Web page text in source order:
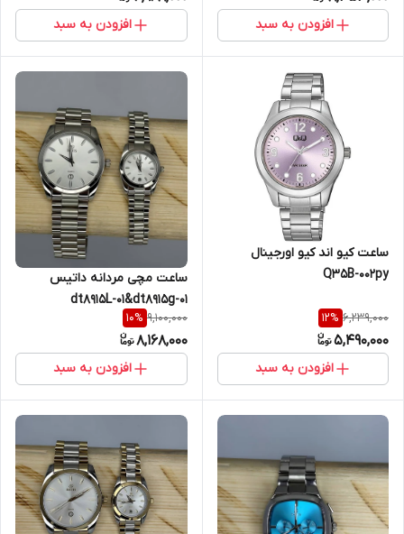
افزودن به سبد افزودن به سبد
ساعت کیو اند کیو اورجینال
Q35B-002py
6,239,000
12%
5,490,000
افزودن به سبد
ساعت مچی مردانه داتیس
dt8915L-01&dt8915g-01
9,100,000
10%
8,168,000
افزودن به سبد